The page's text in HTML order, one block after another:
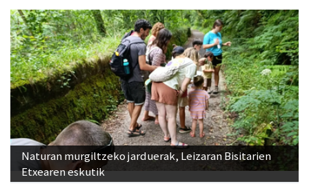
Naturan murgiltzeko jarduerak, Leizaran Bisitarien
Etxearen eskutik